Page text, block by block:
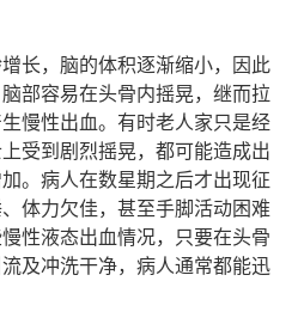
长，脑的体积逐渐缩小，因此
部容易在头骨内摇晃，继而拉
慢性出血。有时老人家只是经
受到剧烈摇晃，都可能造成出
。病人在数星期之后才出现征
体力欠佳，甚至手脚活动困难
性液态出血情况，只要在头骨
及冲洗干净，病人通常都能迅